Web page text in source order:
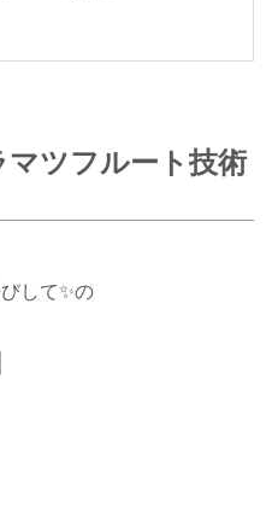
ツフルート技術
して✨の